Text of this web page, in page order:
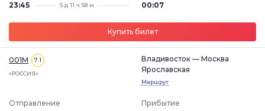
23:45
5 д 11 ч 58 м
00:07
Купить билет
001М 7.1
«РОССИЯ»
Владивосток — Москва
Ярославская
Маршрут
Отправление
Прибытие